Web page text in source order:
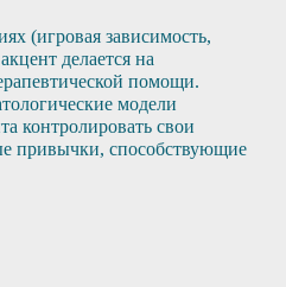
(игровая зависимость,
делается на
помощи.
модели
контролировать свои
привычки, способствующие